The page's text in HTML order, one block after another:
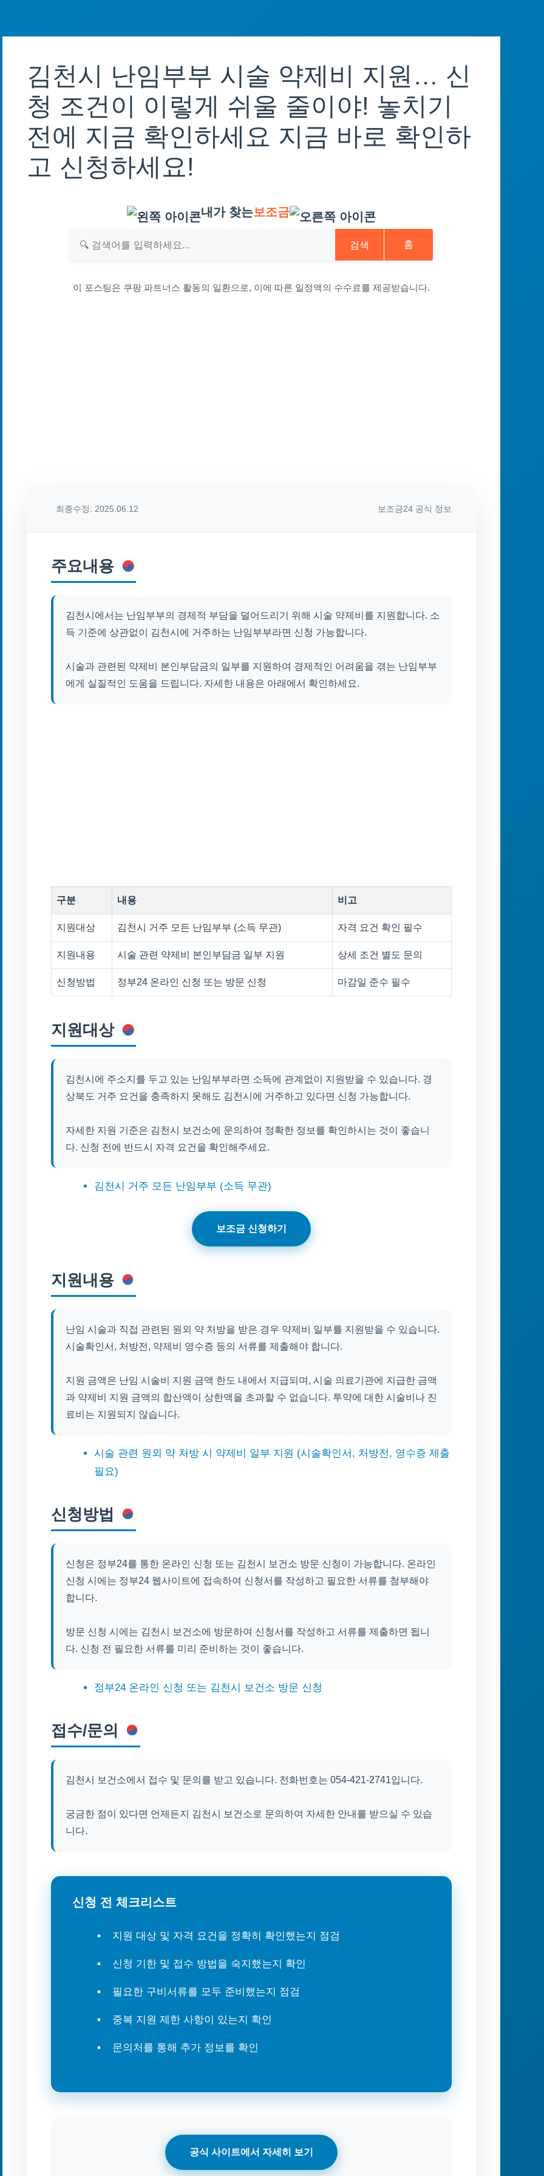
김천시 난임부부 시술 약제비 지원… 신
청 조건이 이렇게 쉬울 줄이야! 놓치기
전에 지금 확인하세요 지금 바로 확인하
고 신청하세요!
내가 찾는보조금
검색 홈
이 포스팅은 쿠팡 파트너스 활동의 일환으로, 이에 따른 일정액의 수수료를 제공받습니다.
최종수정: 2025.06.12 보조금24 공식 정보
주요내용
김천시에서는 난임부부의 경제적 부담을 덜어드리기 위해 시술 약제비를 지원합니다. 소
득 기준에 상관없이 김천시에 거주하는 난임부부라면 신청 가능합니다.
시술과 관련된 약제비 본인부담금의 일부를 지원하여 경제적인 어려움을 겪는 난임부부
에게 실질적인 도움을 드립니다. 자세한 내용은 아래에서 확인하세요.
구분 내용 비고
지원대상 김천시 거주 모든 난임부부 (소득 무관) 자격 요건 확인 필수
지원내용 시술 관련 약제비 본인부담금 일부 지원 상세 조건 별도 문의
신청방법 정부24 온라인 신청 또는 방문 신청 마감일 준수 필수
지원대상
김천시에 주소지를 두고 있는 난임부부라면 소득에 관계없이 지원받을 수 있습니다. 경
상북도 거주 요건을 충족하지 못해도 김천시에 거주하고 있다면 신청 가능합니다.
자세한 지원 기준은 김천시 보건소에 문의하여 정확한 정보를 확인하시는 것이 좋습니
다. 신청 전에 반드시 자격 요건을 확인해주세요.
김천시 거주 모든 난임부부 (소득 무관)
보조금 신청하기
지원내용
난임 시술과 직접 관련된 원외 약 처방을 받은 경우 약제비 일부를 지원받을 수 있습니다.
시술확인서, 처방전, 약제비 영수증 등의 서류를 제출해야 합니다.
지원 금액은 난임 시술비 지원 금액 한도 내에서 지급되며, 시술 의료기관에 지급한 금액
과 약제비 지원 금액의 합산액이 상한액을 초과할 수 없습니다. 투약에 대한 시술비나 진
료비는 지원되지 않습니다.
시술 관련 원외 약 처방 시 약제비 일부 지원 (시술확인서, 처방전, 영수증 제출
필요)
신청방법
신청은 정부24를 통한 온라인 신청 또는 김천시 보건소 방문 신청이 가능합니다. 온라인
신청 시에는 정부24 웹사이트에 접속하여 신청서를 작성하고 필요한 서류를 첨부해야
합니다.
방문 신청 시에는 김천시 보건소에 방문하여 신청서를 작성하고 서류를 제출하면 됩니
다. 신청 전 필요한 서류를 미리 준비하는 것이 좋습니다.
정부24 온라인 신청 또는 김천시 보건소 방문 신청
접수/문의
김천시 보건소에서 접수 및 문의를 받고 있습니다. 전화번호는 054-421-2741입니다.
궁금한 점이 있다면 언제든지 김천시 보건소로 문의하여 자세한 안내를 받으실 수 있습
니다.
신청 전 체크리스트
지원 대상 및 자격 요건을 정확히 확인했는지 점검
신청 기한 및 접수 방법을 숙지했는지 확인
필요한 구비서류를 모두 준비했는지 점검
중복 지원 제한 사항이 있는지 확인
문의처를 통해 추가 정보를 확인
공식 사이트에서 자세히 보기